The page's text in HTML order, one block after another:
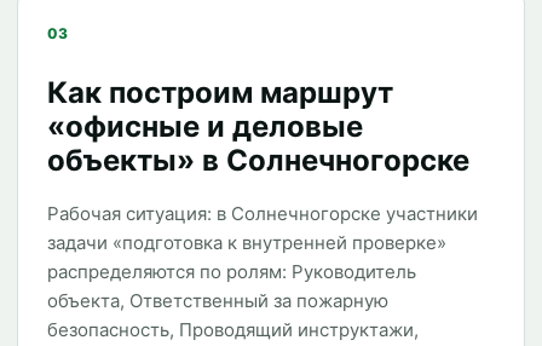
03
Как построим маршрут
«офисные и деловые
объекты» в Солнечногорске
Рабочая ситуация: в Солнечногорске участники
задачи «подготовка к внутренней проверке»
распределяются по ролям: Руководитель
объекта, Ответственный за пожарную
безопасность, Проводящий инструктажи,